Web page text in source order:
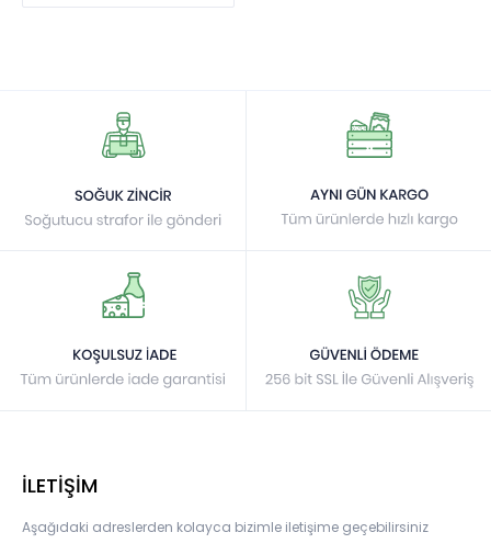
İLETİŞİM
Aşağıdaki adreslerden kolayca bizimle iletişime geçebilirsiniz